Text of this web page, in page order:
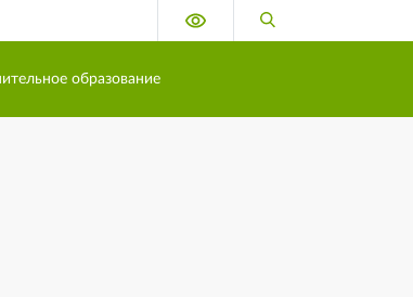
Версия для слабовидящих
образование